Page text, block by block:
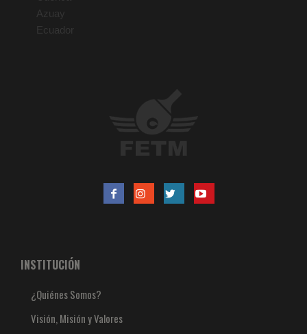
Azuay
Ecuador
INSTITUCIÓN
¿Quiénes Somos?
Visión, Misión y Valores